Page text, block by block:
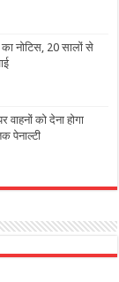
नोटिस, 20 सालों से
को देना होगा
पेनाल्टी